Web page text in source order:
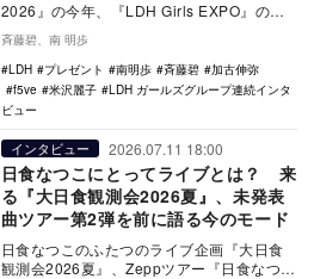
2026』の今年、『LDH Girls EXPO』の開
催が発表され、リアルサ…
斉藤碧、南 明歩
LDH
プレゼント 南明歩 斉藤碧
加古伸弥
f5ve
米沢麗子
LDH ガールズグループ連続インタ
ビュー
インタビュー 2026.07.11 18:00
日食なつこにとってライブとは？ 来
る『大日食観測会2026夏』、未発表
曲ツアー第2弾を前に語る今のモード
日食なつこのふたつのライブ企画『大日食
観測会2026夏』、Zeppツアー『日食なつこ